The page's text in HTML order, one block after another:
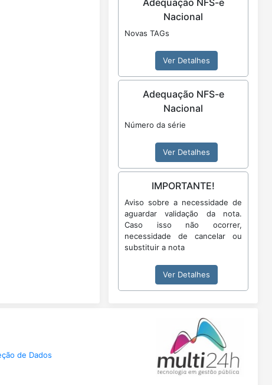
Adequação NFS-e
Nacional
Novas TAGs
Ver Detalhes
Adequação NFS-e
Nacional
Número da série
Ver Detalhes
IMPORTANTE!
Aviso sobre a necessidade de
aguardar validação da nota.
Caso isso não ocorrer,
necessidade de cancelar ou
substituir a nota
Ver Detalhes
de Dados